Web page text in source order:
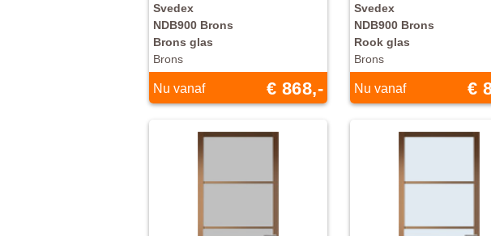
Svedex
NDB900 Brons
Brons glas
Brons
Nu vanaf € 868,-
Svedex
NDB900 Brons
Rook glas
Brons
Nu vanaf €